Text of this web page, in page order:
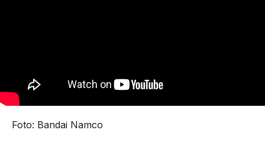
Foto: Bandai Namco